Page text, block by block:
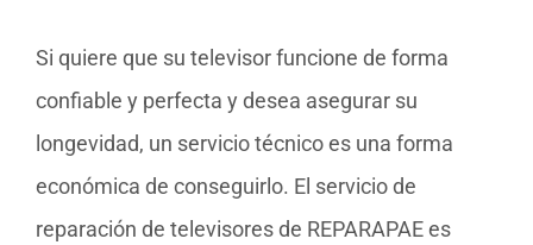
Si quiere que su televisor funcione de forma
confiable y perfecta y desea asegurar su
longevidad, un servicio técnico es una forma
económica de conseguirlo. El servicio de
reparación de televisores de REPARAPAE es